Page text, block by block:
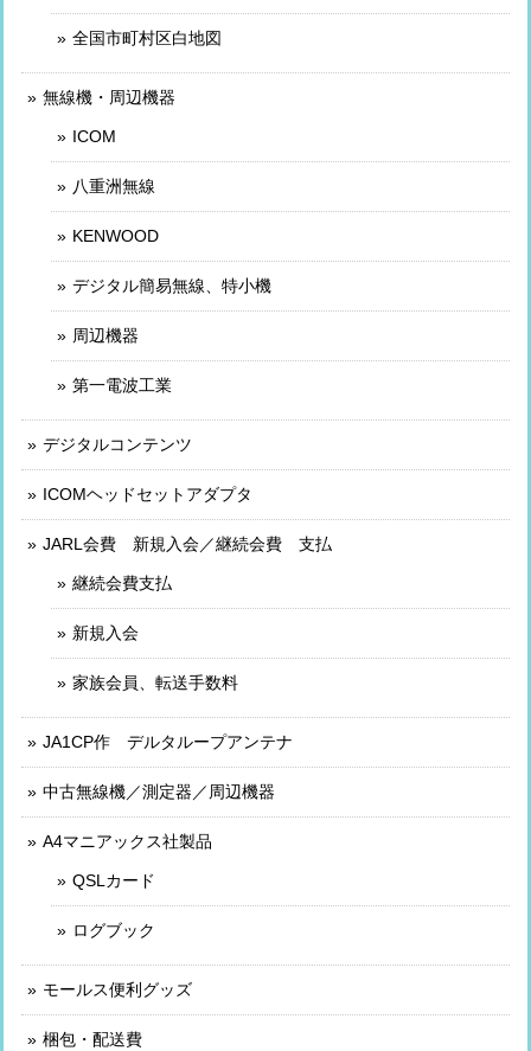
全国市町村区白地図
無線機・周辺機器
ICOM
八重洲無線
KENWOOD
デジタル簡易無線、特小機
周辺機器
第一電波工業
デジタルコンテンツ
ICOMヘッドセットアダプタ
JARL会費 新規入会／継続会費 支払
継続会費支払
新規入会
家族会員、転送手数料
JA1CP作 デルタループアンテナ
中古無線機／測定器／周辺機器
A4マニアックス社製品
QSLカード
ログブック
モールス便利グッズ
梱包・配送費